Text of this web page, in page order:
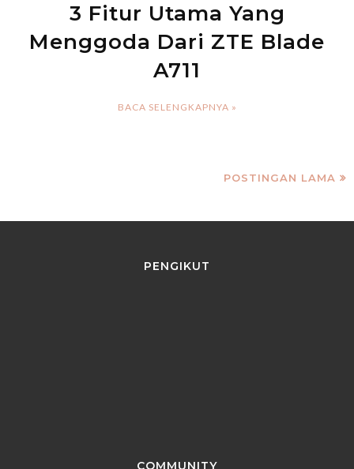
3 Fitur Utama Yang
Menggoda Dari ZTE Blade
A711
BACA SELENGKAPNYA »
POSTINGAN LAMA
PENGIKUT
COMMUNITY